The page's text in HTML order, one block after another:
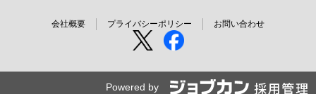
会社概要 プライバシーポリシー お問い合わせ
Powered by